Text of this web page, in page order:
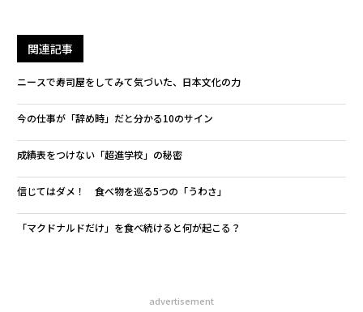
関連記事
ニースで寿司屋をしてみて気づいた、日本文化の力
今の仕事が「辞め時」だと分かる10のサイン
成績表をつけない「超進学校」の秘密
信じてはダメ！ 食べ物を巡る5つの「うわさ」
「マクドナルドだけ」を食べ続けると何が起こる？
advertisement